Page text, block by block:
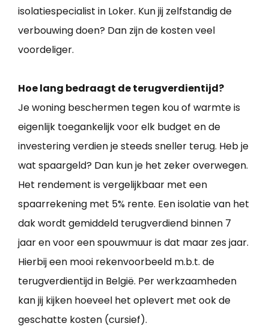
isolatiespecialist in Loker. Kun jij zelfstandig de
verbouwing doen? Dan zijn de kosten veel
voordeliger.
Hoe lang bedraagt de terugverdientijd?
Je woning beschermen tegen kou of warmte is
eigenlijk toegankelijk voor elk budget en de
investering verdien je steeds sneller terug. Heb je
wat spaargeld? Dan kun je het zeker overwegen.
Het rendement is vergelijkbaar met een
spaarrekening met 5% rente. Een isolatie van het
dak wordt gemiddeld terugverdiend binnen 7
jaar en voor een spouwmuur is dat maar zes jaar.
Hierbij een mooi rekenvoorbeeld m.b.t. de
terugverdientijd in België. Per werkzaamheden
kan jij kijken hoeveel het oplevert met ook de
geschatte kosten (cursief).